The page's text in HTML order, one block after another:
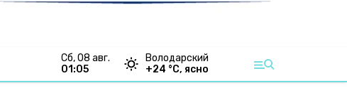
сб, 08 авг.
01:05
Володарский
+24 °С, ясно